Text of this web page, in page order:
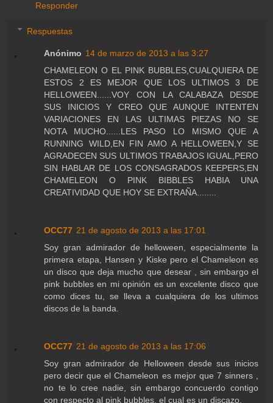
Responder
Respuestas
Anónimo 14 de marzo de 2013 a las 3:27
CHAMELEON O EL PINK BUBBLES,CUALQUIERA DE
ESTOS 2 ES MEJOR QUE LOS ULTIMOS 3 DE
HELLOWEEN......VOY CON LA CALABAZA DESDE
SUS INICIOS Y CREO QUE AUNQUE INTENTEN
VARIACIONES EN LAS ULTIMAS PIEZAS NO SE
NOTA MUCHO......LES PASO LO MISMO QUE A
RUNNING WILD,EN FIN AMO A HELLOWEEN,Y SE
AGRADECEN SUS ULTIMOS TRABAJOS IGUAL,PERO
SIN HABLAR DE LOS CONSAGRADOS KEEPERS,EN
CHAMELEON O PINK BIBBLES HABIA UNA
CREATIVIDAD QUE HOY SE EXTRAÑA........
OCC77 21 de agosto de 2013 a las 17:01
Soy gran admirador de helloween, especialmente la
primera etapa, Hansen y Kiske pero el Chameleon es
un disco que deja mucho que desear , sin embargo el
pink bubbles en mi opinión es un excelente disco que
como dices tu, se lleva a cualquiera de los ultimos
discos de la banda.
OCC77 21 de agosto de 2013 a las 17:06
Soy gran admirador de Helloween desde sus inicios
pero decir que el Chameleon es mejor que 7 sinners ,
no te lo cree nadie, sin embargo concuerdo contigo
con respecto al pink bubbles, el cual es un discazo.